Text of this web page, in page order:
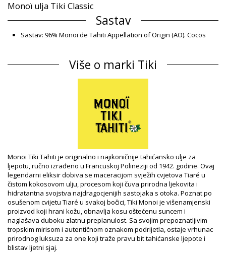
Monoï ulja Tiki Classic
Sastav
Sastav: 96% Monoï de Tahiti Appellation of Origin (AO). Cocos
salicylate (filter), Parfum (Fragrance), Tocopherol (E Vitamin),
CI26100, Amyl cinnama
Odjel: Unisex, Monoï ulja
Pakiranje uključuje: 1 x Monoï ulja (Drugi pribor koji nije
Referenca dobavljača: 1MR30
Težina: 30g / 0.07lb / 1.06oz
Retuširane fotografije
Upute za pranje i njegu
Upute za njegu za: Tiki Monoi Tiki Tiare Spf3 30Ml
Više o marki Tiki
Monoi Tiki Tahiti je originalno i najikoničnije tahićansko ulje za
ljepotu, ručno izrađeno u Francuskoj Polineziji od 1942. godine. Ovaj
legendarni eliksir dobiva se maceracijom svježih cvjetova Tiaré u
čistom kokosovom ulju, procesom koji čuva prirodna ljekovita i
hidratantna svojstva najdragocjenijih sastojaka s otoka. Poznat po
osušenom cvijetu Tiaré u svakoj bočici, Tiki Monoi je višenamjenski
proizvod koji hrani kožu, obnavlja kosu oštećenu suncem i
naglašava duboku zlatnu preplanulost. Sa svojim prepoznatljivim
tropskim mirisom i autentičnom oznakom podrijetla, ostaje vrhunac
prirodnog luksuza za one koji traže pravu bit tahićanske ljepote i
blistav ljetni sjaj.